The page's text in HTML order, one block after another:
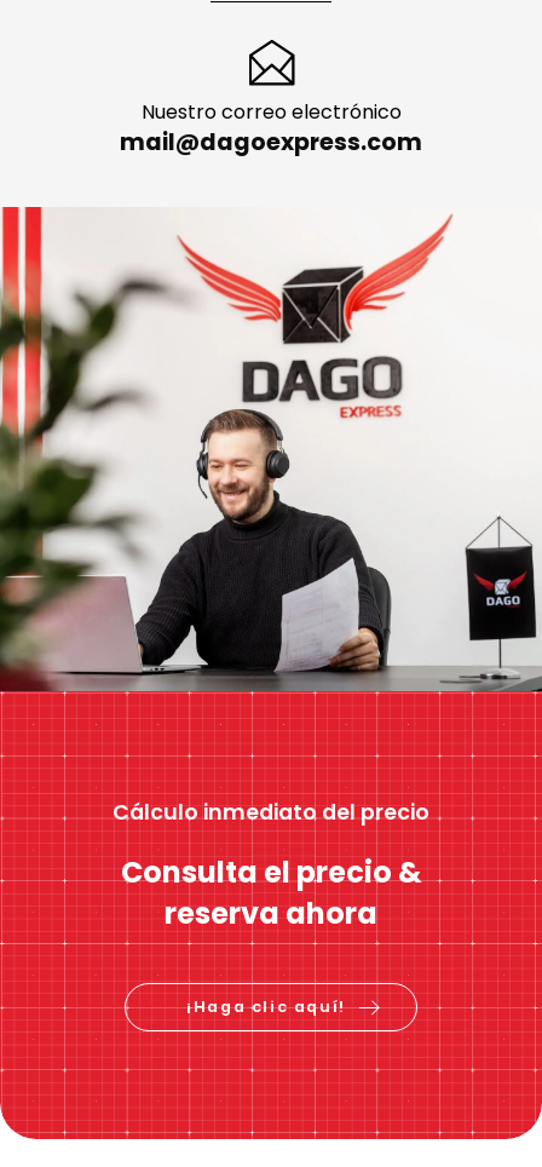
Nuestro correo electrónico
mail@dagoexpress.com
Cálculo inmediato del precio
Consulta el precio &
reserva ahora
¡Haga clic aquí!